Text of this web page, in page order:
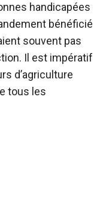
handicapées
bénéficié
souvent pas
Il est impératif
d’agriculture
tous les